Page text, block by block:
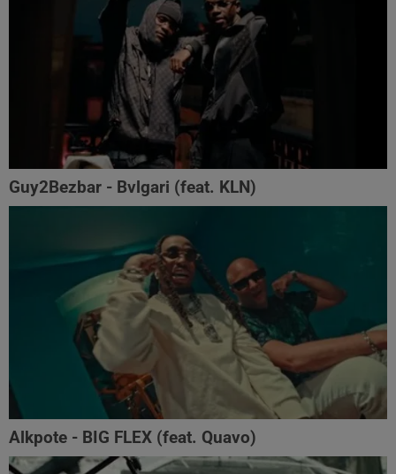
Guy2Bezbar - Bvlgari (feat. KLN)
Alkpote - BIG FLEX (feat. Quavo)